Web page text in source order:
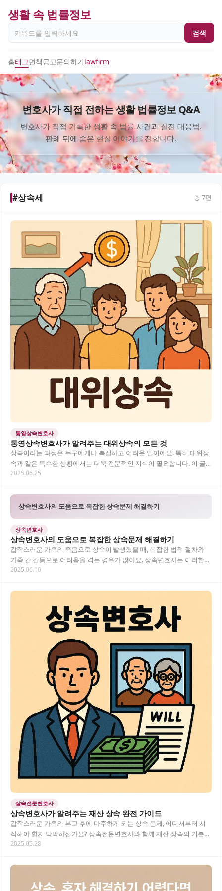
생활 속 법률정보
검색
홈태그면책공고문의하기lawfirm
변호사가 직접 전하는 생활 법률정보 Q&A
변호사가 직접 기록한 생활 속 법률 사건과 실전 대응법.
판례 뒤에 숨은 현실 이야기를 전합니다.
#상속세 총 7편
통영상속변호사
통영상속변호사가 알려주는 대위상속의 모든 것
상속이라는 과정은 누구에게나 복잡하고 어려운 일이에요. 특히 대위상
속과 같은 특수한 상황에서는 더욱 전문적인 지식이 필요합니다. 이 글
에서는 통영에서 발생하는 상속 문제 중 대위상…
2025.06.25
상속변호사의 도움으로 복잡한 상속문제 해결하기
상속변호사
상속변호사의 도움으로 복잡한 상속문제 해결하기
갑작스러운 가족의 죽음으로 상속이 발생했을 때, 복잡한 법적 절차와
가족 간 갈등으로 어려움을 겪는 경우가 많아요. 상속변호사는 이러한
문제를 전문적으로 해결해드립니다. 상속변호사…
2025.06.10
상속전문변호사
상속변호사가 알려주는 재산 상속 완전 가이드
갑작스러운 가족의 부고 후에 마주하게 되는 상속 문제, 어디서부터 시
작해야 할지 막막하신가요? 상속전문변호사와 함께 재산 상속의 기본
개념부터 실제 사례까지 알기 쉽게 알아보아요.…
2025.05.28